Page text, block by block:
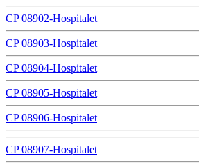
CP 08902-Hospitalet
CP 08903-Hospitalet
CP 08904-Hospitalet
CP 08905-Hospitalet
CP 08906-Hospitalet
CP 08907-Hospitalet